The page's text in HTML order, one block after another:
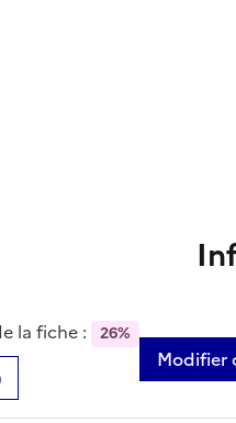
la fiche : 26%
Modifier